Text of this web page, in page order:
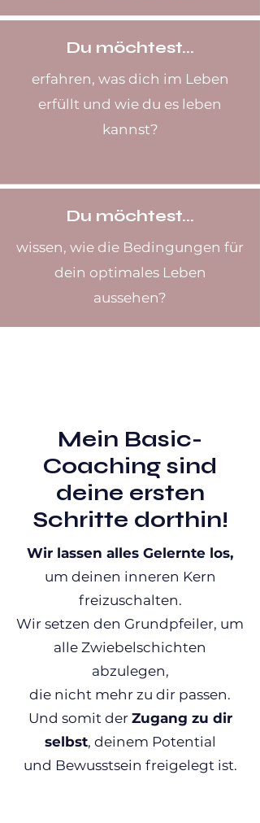
Du möchtest...
erfahren, was dich im Leben
erfüllt und wie du es leben
kannst?
Du möchtest...
wissen, wie die Bedingungen für
dein optimales Leben
aussehen?
Mein Basic-
Coaching sind
deine ersten
Schritte dorthin!
Wir lassen alles Gelernte los,
um deinen inneren Kern
freizuschalten.
Wir setzen den Grundpfeiler, um
alle Zwiebelschichten
abzulegen,
die nicht mehr zu dir passen.
Und somit der Zugang zu dir
selbst, deinem Potential
und Bewusstsein freigelegt ist.